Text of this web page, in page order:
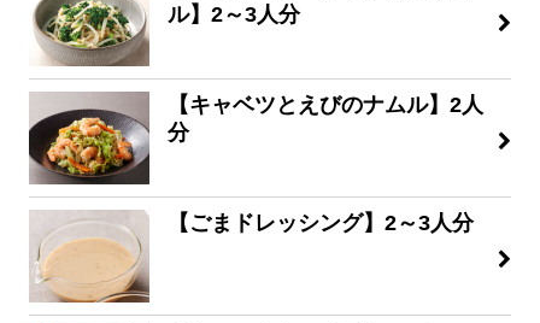
ル】2～3人分
【キャベツとえびのナムル】2人
分
【ごまドレッシング】2～3人分